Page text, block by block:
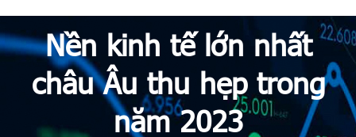
Nền kinh tế lớn nhất
châu Âu thu hẹp trong
năm 2023